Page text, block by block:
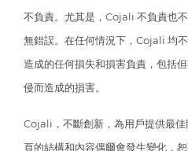
不負責。尤其是，Cojali 不負責也
無錯誤。在任何情況下，Cojali 均
造成的任何損失和損害負責，包括
侵而造成的損害。
Cojali，不斷創新，為用戶提供最
頁的結構和內容偶爾會發生變化，